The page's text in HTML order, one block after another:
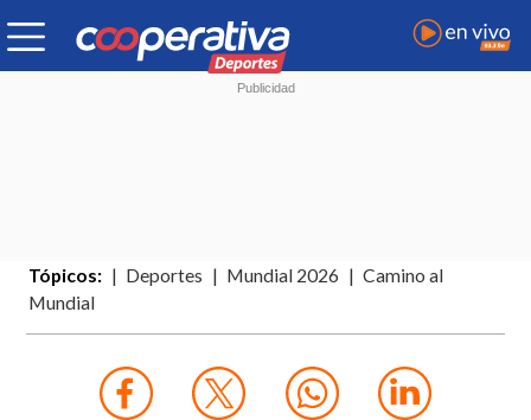
Tópicos: Deportes Mundial 2026
Camino al
Mundial